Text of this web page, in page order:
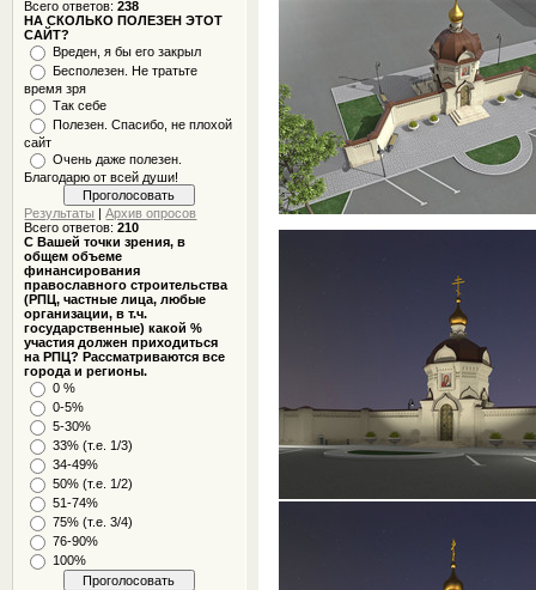
Всего ответов:238
НА СКОЛЬКО ПОЛЕЗЕН ЭТОТ
САЙТ?
Вреден, я бы его закрыл
Бесполезен. Не тратьте
время зря
Так себе
Полезен. Спасибо, не плохой
сайт
Очень даже полезен.
Благодарю от всей души!
Результаты |Архив опросов
Всего ответов:210
С Вашей точки зрения, в
общем объеме
финансирования
православного строительства
(РПЦ, частные лица, любые
организации, в т.ч.
государственные) какой %
участия должен приходиться
на РПЦ? Рассматриваются все
города и регионы.
0 %
0-5%
5-30%
33% (т.е. 1/3)
34-49%
50% (т.е. 1/2)
51-74%
75% (т.е. 3/4)
76-90%
100%